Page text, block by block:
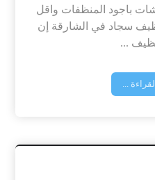
باجود المنظفات واقل
سجاد في الشارقة إن
...
...